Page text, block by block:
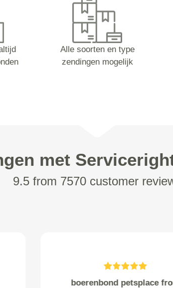
Alle soorten en type
zendingen mogelijk
met
9.5 from 7570 customer
Slabbers from Naaldwijk